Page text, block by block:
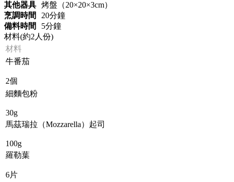
其他器具 烤盤（20×20×3cm）
烹調時間
20分鐘
備料時間
5分鐘
材料(約2人份)
材料
牛番茄
2個
細麵包粉
30g
馬茲瑞拉（Mozzarella）起司
100g
羅勒葉
6片